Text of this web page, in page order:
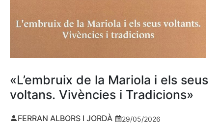
«L’embruix de la Mariola i els seus
voltans. Vivències i Tradicions»
FERRAN ALBORS I JORDÀ 29/05/2026